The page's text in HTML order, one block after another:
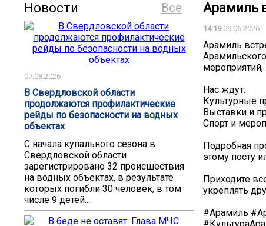
Все
Новости
07.08.2026
В Свердловской области
продолжаются профилактические
рейды по безопасности на водных
объектах
С начала купального сезона в
Свердловской области
зарегистрировано 32 происшествия
на водных объектах, в результате
которых погибли 30 человек, в том
числе 9 детей....
Арамиль
14:1909.06.2026
Арамиль
Нас ждут:
Культурные
Выставки и
Спорт и
Подробная
этому посту
Приходите
укреплять
#Арамиль